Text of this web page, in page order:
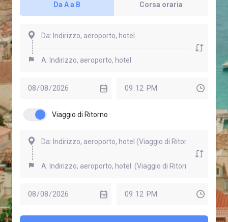
Da A a B Corsa oraria
Viaggio di Ritorno